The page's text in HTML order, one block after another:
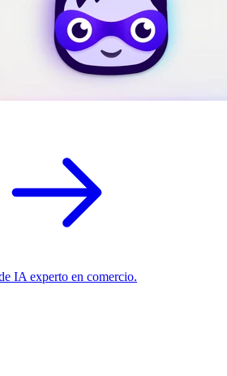
IA experto en comercio.